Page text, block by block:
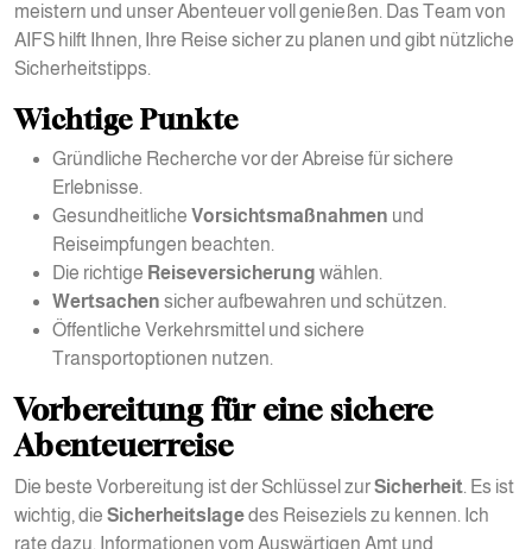
meistern und unser Abenteuer voll genießen. Das Team von
AIFS hilft Ihnen, Ihre Reise sicher zu planen und gibt nützliche
Sicherheitstipps.
Wichtige Punkte
Gründliche Recherche vor der Abreise für sichere
Erlebnisse.
Gesundheitliche Vorsichtsmaßnahmen und
Reiseimpfungen beachten.
Die richtige Reiseversicherung wählen.
Wertsachen sicher aufbewahren und schützen.
Öffentliche Verkehrsmittel und sichere
Transportoptionen nutzen.
Vorbereitung für eine sichere
Abenteuerreise
Die beste Vorbereitung ist der Schlüssel zurSicherheit. Es ist
wichtig, die Sicherheitslagedes Reiseziels zu kennen. Ich
rate dazu, Informationen vom Auswärtigen Amt und